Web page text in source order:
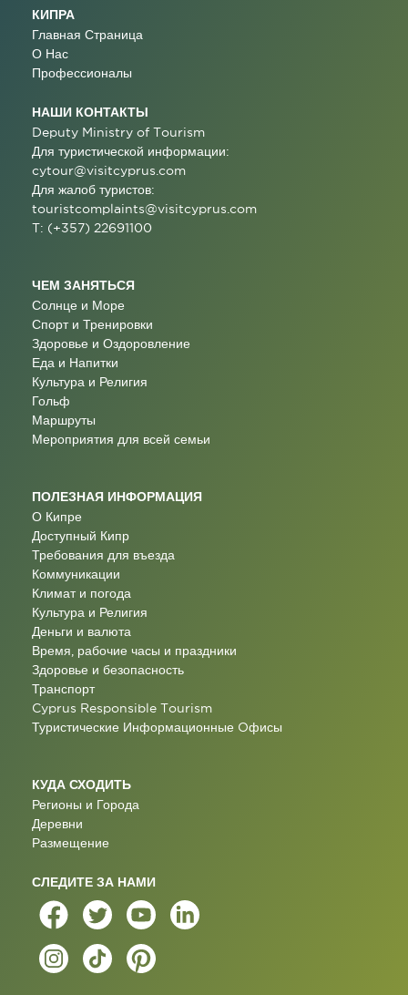
КИПРА
Главная Страница
О Нас
Профессионалы
НАШИ КОНТАКТЫ
Deputy Ministry of Tourism
Для туристической информации:
cytour@visitcyprus.com
Для жалоб туристов:
touristcomplaints@visitcyprus.com
T: (+357) 22691100
ЧЕМ ЗАНЯТЬСЯ
Солнце и Море
Спорт и Тренировки
Здоровье и Оздоровление
Еда и Напитки
Культура и Религия
Гольф
Маршруты
Мероприятия для всей семьи
ПОЛЕЗНАЯ ИНФОРМАЦИЯ
О Кипре
Доступный Кипр
Требования для въезда
Коммуникации
Климат и погода
Культура и Религия
Деньги и валюта
Время, рабочие часы и праздники
Здоровье и безопасность
Транспорт
Cyprus Responsible Tourism
Туристические Информационные Oфисы
КУДА СХОДИТЬ
Регионы и Города
Деревни
Размещение
СЛЕДИТЕ ЗА НАМИ